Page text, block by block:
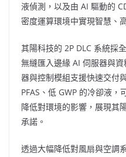
液偵測，以及由 AI 驅動的
密度運算環境中實現智慧、
其陽科技的 2P DLC 系統採
無縫匯入邊緣 AI 伺服器與
器與控制模組支援快速交付
PFAS、低 GWP 的冷卻液，
降低對環境的影響，展現其
承諾。
透過大幅降低對風扇與空調